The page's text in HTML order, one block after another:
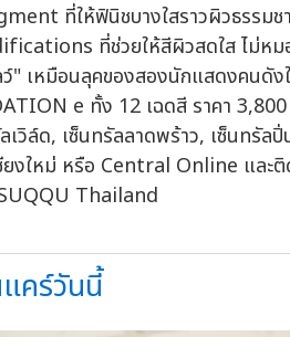
ที่ให้ฟินิชบางใสราวผิวธรรม
ที่ช่วยให้สีผิวสดใส ไม่หม
" เหมือนลุคของสองนักแสดงคนดั
e ทั้ง 12 เฉดสี ราคา
ล์ด, เซ็นทรัลลาดพร้าว, เซ็นทรัลปิ่
ยงใหม่ หรือ Central Online และ
Thailand
คร์วันนี้